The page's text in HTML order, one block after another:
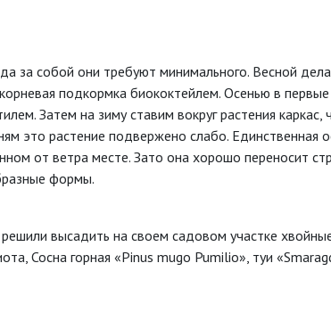
за собой они требуют минимального. Весной
подкормка биококтейлем. Осенью в
Затем на зиму ставим вокруг растения
это растение подвержено слабо. Единственная
от ветра месте. Зато она хорошо переносит
формы.
высадить на своем садовом участке
Сосна горная «Pinus mugo Pumilio», туи